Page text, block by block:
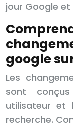
jour Google et
google
Les
sont conçus
utilisateur et
recherche.